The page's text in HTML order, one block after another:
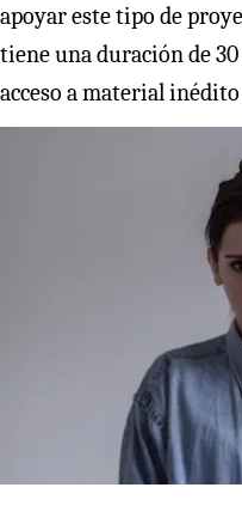
apoyar este tipo de
tiene una duración de
acceso a material